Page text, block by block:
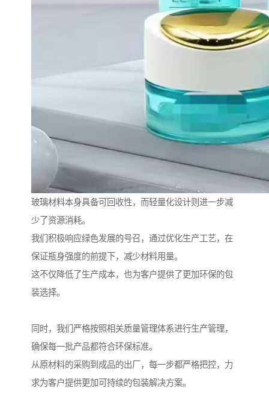
玻璃材料本身具备可回收性，而轻量化设计则进一步减
少了资源消耗。
我们积极响应绿色发展的号召，通过优化生产工艺，在
保证瓶身强度的前提下，减少材料用量。
这不仅降低了生产成本，也为客户提供了更加环保的包
装选择。
同时，我们严格按照相关质量管理体系进行生产管理，
确保每一批产品都符合环保标准。
从原材料的采购到成品的出厂，每一步都严格把控，力
求为客户提供更加可持续的包装解决方案。